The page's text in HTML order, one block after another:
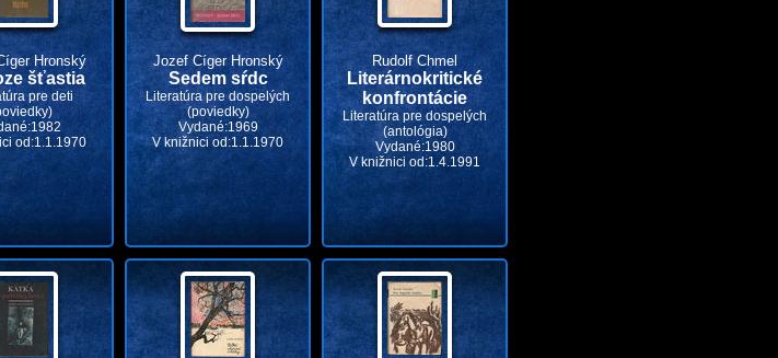
Hronský
šťastia
pre deti
od:1.1.1970
Jozef Cíger Hronský
Sedem sŕdc
Literatúra pre dospelých
(poviedky)
Vydané:1969
V knižnici od:1.1.1970
Rudolf Chmel
Literárnokritické
konfrontácie
Literatúra pre dospelých
(antológia)
Vydané:1980
V knižnici od:1.4.1991